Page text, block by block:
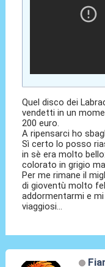
Quel disco dei
vendetti in un
200 euro.
A ripensarci ho
Sì certo lo posso
in sè era molto
colorato in grigio
Per me rimane il
di gioventù molto
addormentarmi e
viaggiosi...